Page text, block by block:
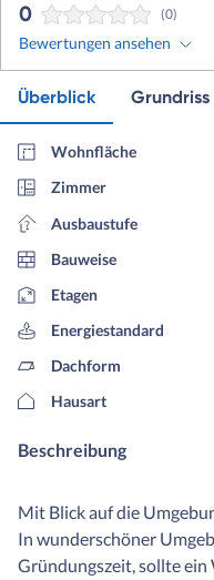
0 (0)
Bewertungen ansehen
Überblick Grundriss
Wohnfläche
Zimmer
Ausbaustufe
Bauweise
Etagen
Energiestandard
Dachform
Hausart
Beschreibung
Mit Blick auf die
In wunderschöner
Gründungszeit, sollte ein